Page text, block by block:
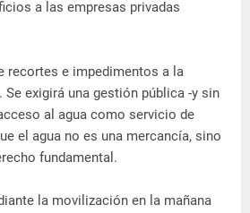
a las empresas privadas
recortes e impedimentos a la
exigirá una gestión pública -y sin
al agua como servicio de
el agua no es una mercancía, sino
fundamental.
la movilización en la mañana